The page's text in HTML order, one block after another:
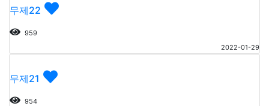
무제22
959
2022-01-29
무제21
954